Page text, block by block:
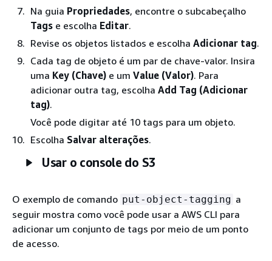
Na guia Propriedades, encontre o subcabeçalho
Tags e escolha Editar.
Revise os objetos listados e escolha Adicionar tag.
Cada tag de objeto é um par de chave-valor. Insira
uma Key (Chave) e um Value (Valor). Para
adicionar outra tag, escolha Add Tag (Adicionar
tag).
Você pode digitar até 10 tags para um objeto.
Escolha Salvar alterações.
Usar o console do S3
O exemplo de comando put-object-tagging a
seguir mostra como você pode usar a AWS CLI para
adicionar um conjunto de tags por meio de um ponto
de acesso.